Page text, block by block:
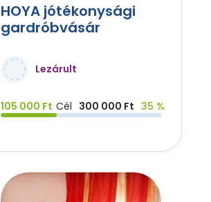
HOYA jótékonysági
gardróbvásár
Lezárult
105 000 Ft Cél 300 000 Ft 35 %